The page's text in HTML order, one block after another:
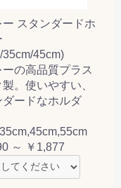
ー スタンダードホ
35cm/45cm)
ーの高品質プラス
。使いやすい、
ダードなホルダ
～ ￥1,877